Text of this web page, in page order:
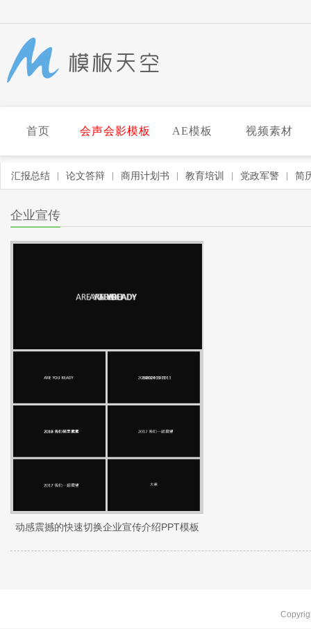
首页 会声会影模板 AE模板 视频素材
汇报总结 论文答辩 商用计划书 教育培训 党政军警 简
企业宣传
动感震撼的快速切换企业宣传介绍PPT模板